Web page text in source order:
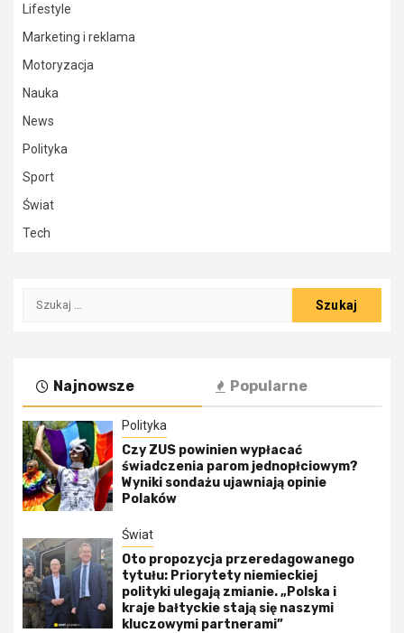
Lifestyle
Marketing i reklama
Motoryzacja
Nauka
News
Polityka
Sport
Świat
Tech
Szukaj:
Najnowsze Popularne
Polityka
Czy ZUS powinien wypłacać
świadczenia parom jednopłciowym?
Wyniki sondażu ujawniają opinie
Polaków
Świat
Oto propozycja przeredagowanego
tytułu: Priorytety niemieckiej
polityki ulegają zmianie. „Polska i
kraje bałtyckie stają się naszymi
kluczowymi partnerami”